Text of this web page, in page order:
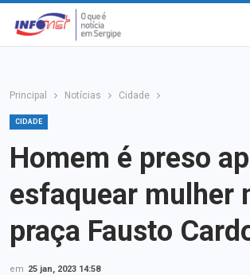
Principal Notícias Cidade
CIDADE
Homem é preso
esfaquear mulher
praça Fausto
em 25 jan, 2023 14:58